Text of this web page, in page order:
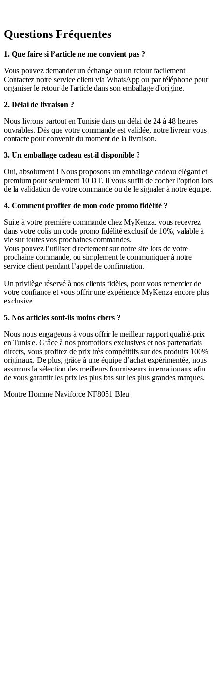
Questions Fréquentes
1. Que faire si l’article ne me convient pas ?
Vous pouvez demander un échange ou un retour facilement.
Contactez notre service client via WhatsApp ou par téléphone pour
organiser le retour de l'article dans son emballage d'origine.
2. Délai de livraison ?
Nous livrons partout en Tunisie dans un délai de 24 à 48 heures
ouvrables. Dès que votre commande est validée, notre livreur vous
contacte pour convenir du moment de la livraison.
3. Un emballage cadeau est-il disponible ?
Oui, absolument ! Nous proposons un emballage cadeau élégant et
premium pour seulement 10 DT. Il vous suffit de cocher l'option lors
de la validation de votre commande ou de le signaler à notre équipe.
4. Comment profiter de mon code promo fidélité ?
Suite à votre première commande chez MyKenza, vous recevrez
dans votre colis un code promo fidélité exclusif de 10%, valable à
vie sur toutes vos prochaines commandes.
Vous pouvez l’utiliser directement sur notre site lors de votre
prochaine commande, ou simplement le communiquer à notre
service client pendant l’appel de confirmation.
Un privilège réservé à nos clients fidèles, pour vous remercier de
votre confiance et vous offrir une expérience MyKenza encore plus
exclusive.
5. Nos articles sont-ils moins chers ?
Nous nous engageons à vous offrir le meilleur rapport qualité-prix
en Tunisie. Grâce à nos promotions exclusives et nos partenariats
directs, vous profitez de prix très compétitifs sur des produits 100%
originaux. De plus, grâce à une équipe d’achat expérimentée, nous
assurons la sélection des meilleurs fournisseurs internationaux afin
de vous garantir les prix les plus bas sur les plus grandes marques.
Montre Homme Naviforce NF8051 Bleu